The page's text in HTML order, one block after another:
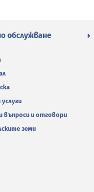
обслужване
въпроси и отговори
земи